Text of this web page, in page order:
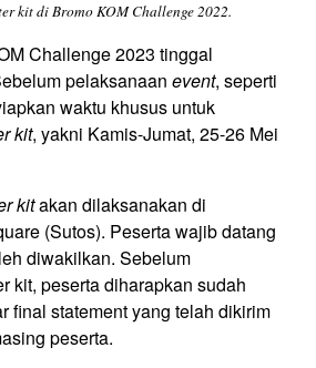
kit di Bromo KOM Challenge 2022.
Challenge 2023 tinggal
pelaksanaan event, seperti
waktu khusus untuk
kit, yakni Kamis-Jumat, 25-26 Mei
kitakan dilaksanakan di
(Sutos). Peserta wajib datang
diwakilkan. Sebelum
kit, peserta diharapkan sudah
final statement yang telah dikirim
peserta.